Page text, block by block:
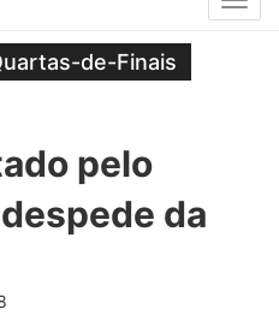
de-Finais
pelo
da